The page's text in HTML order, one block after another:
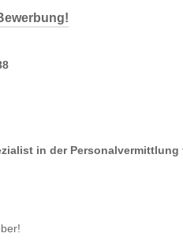
in der